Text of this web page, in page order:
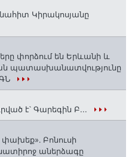
Կիրակոսյանը
փորձում են Երևանի և
պատասխանատվությունը
է՝ Գարեգին Բ...
Բոնուսի
աներձագը